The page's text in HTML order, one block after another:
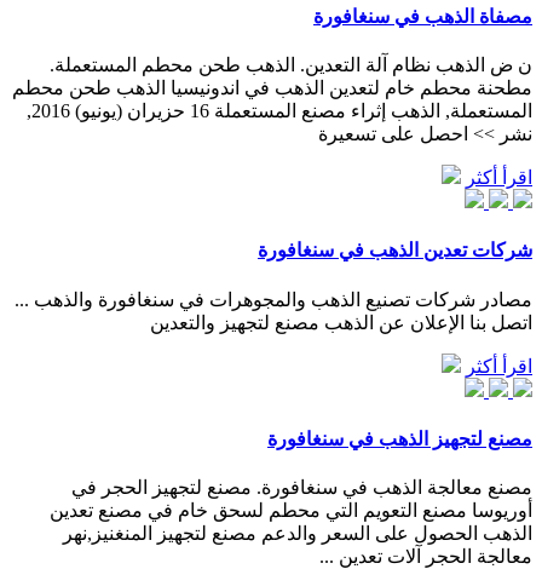
مصفاة الذهب في سنغافورة
ن ض الذهب نظام آلة التعدين. الذهب طحن محطم المستعملة.
مطحنة محطم خام لتعدين الذهب في اندونيسيا الذهب طحن محطم
المستعملة, الذهب إثراء مصنع المستعملة 16 حزيران (يونيو) 2016,
نشر >> احصل على تسعيرة
اقرأ أكثر
شركات تعدين الذهب في سنغافورة
مصادر شركات تصنيع الذهب والمجوهرات في سنغافورة والذهب ...
اتصل بنا الإعلان عن الذهب مصنع لتجهيز والتعدين
اقرأ أكثر
مصنع لتجهيز الذهب في سنغافورة
مصنع معالجة الذهب في سنغافورة. مصنع لتجهيز الحجر في
أوريوسا مصنع التعويم التي محطم لسحق خام في مصنع تعدين
الذهب الحصول على السعر والدعم مصنع لتجهيز المنغنيز,نهر
معالجة الحجر آلات تعدين ...